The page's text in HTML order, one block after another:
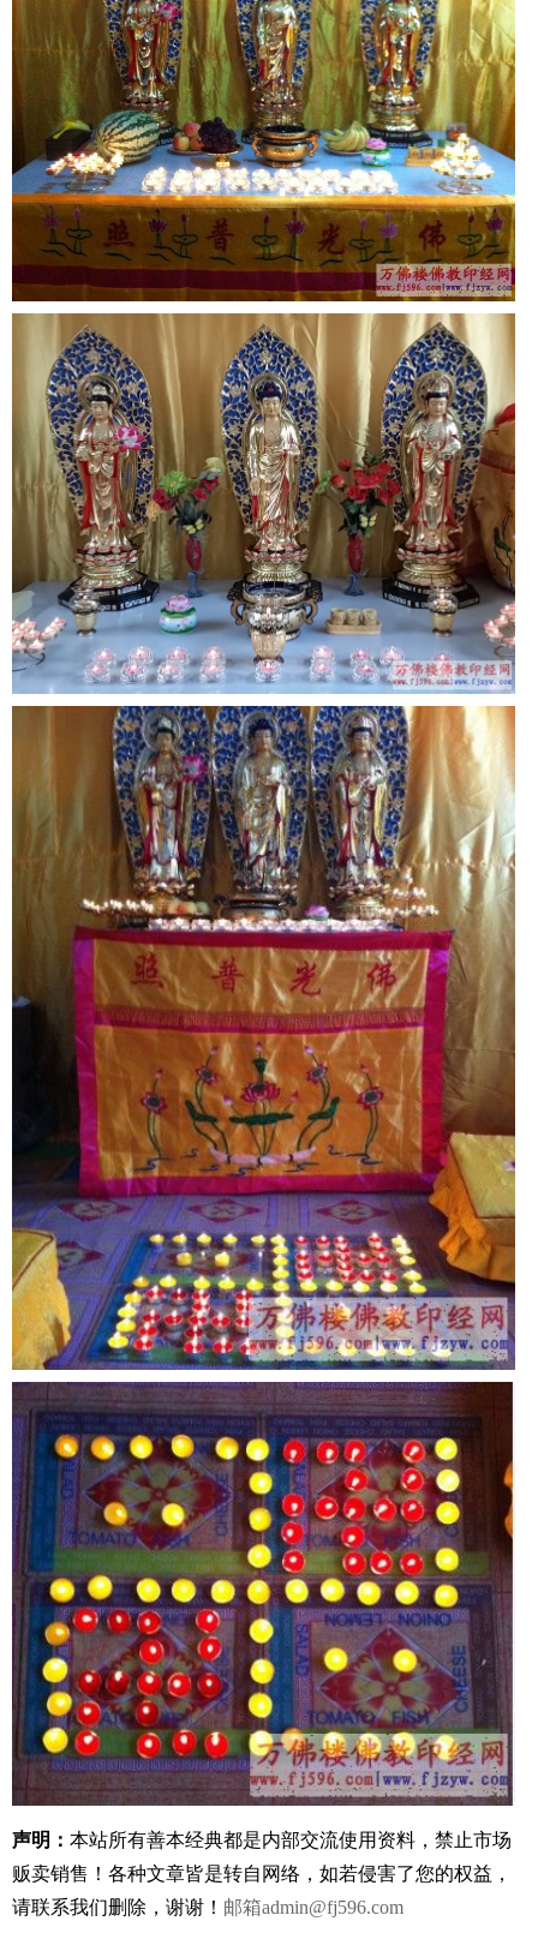
声明： 本站所有善本经典都是内部交流使用资料，禁止市场
贩卖销售！ 各种文章皆是转自网络，如若侵害了您的权益，
请联系我们删除，谢谢！ 邮箱admin@fj596.com